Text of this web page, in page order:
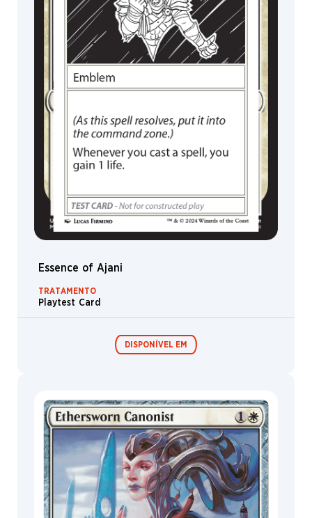
Essence of Ajani
TRATAMENTO
Playtest Card
DISPONÍVEL EM
MagicCon
Festival in a